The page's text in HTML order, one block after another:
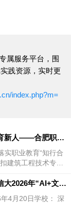
属服务平台，围
践资源，实时更
index.php?m=
春践砺技传匠心，知行合一育新人——合肥职业技术学院2026年
实职业教育“知行合
建筑工程技术专
智绘春景，鸿蒙花开——深信大2026年“AI+文化”数字助农
4月20日学校： 深